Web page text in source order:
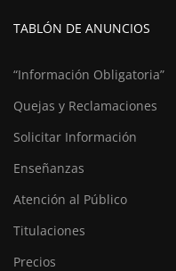
TABLÓN DE ANUNCIOS
“Información Obligatoria”
Quejas y Reclamaciones
Solicitar Información
Enseñanzas
Atención al Público
Titulaciones
Precios